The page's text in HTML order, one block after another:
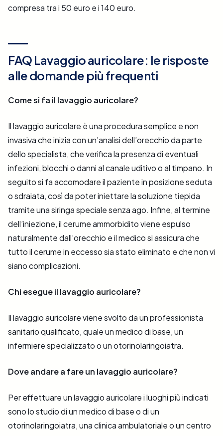
compresa tra i 50 euro e i 140 euro.
FAQ Lavaggio auricolare: le risposte
alle domande più frequenti
Come si fa il lavaggio auricolare?
Il lavaggio auricolare è una procedura semplice e non
invasiva che inizia con un’analisi dell’orecchio da parte
dello specialista, che verifica la presenza di eventuali
infezioni, blocchi o danni al canale uditivo o al timpano. In
seguito si fa accomodare il paziente in posizione seduta
o sdraiata, così da poter iniettare la soluzione tiepida
tramite una siringa speciale senza ago. Infine, al termine
dell’iniezione, il cerume ammorbidito viene espulso
naturalmente dall’orecchio e il medico si assicura che
tutto il cerume in eccesso sia stato eliminato e che non vi
siano complicazioni.
Chi esegue il lavaggio auricolare?
Il lavaggio auricolare viene svolto da un professionista
sanitario qualificato, quale un medico di base, un
infermiere specializzato o un otorinolaringoiatra.
Dove andare a fare un lavaggio auricolare?
Per effettuare un lavaggio auricolare i luoghi più indicati
sono lo studio di un medico di base o di un
otorinolaringoiatra, una clinica ambulatoriale o un centro